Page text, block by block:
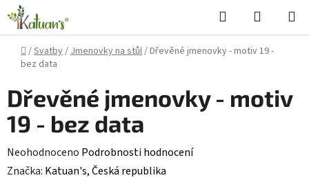
Přejít
na
obsah
Hledat
KOŠÍK
Domů
/Svatby/Jmenovky na stůl/Dřevěné jmenovky - motiv 19 -
bez data
Dřevěné jmenovky - motiv
19 - bez data
Průměrné
hodnocení
Neohodnoceno Podrobnosti hodnocení
Značka: Katuan's, Česká republika